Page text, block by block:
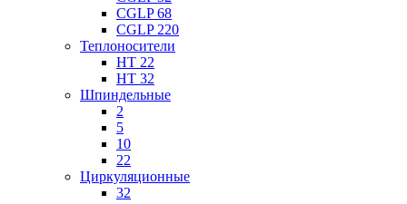
CGLP 68
CGLP 220
Теплоносители
HT 22
HT 32
Шпиндельные
2
5
10
22
Циркуляционные
32